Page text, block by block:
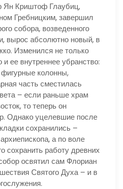
Ян Криштоф Глаубиц,
Гребницким, завершил
собора, возведенного
вырос абсолютно новый, в
Изменился не только
ее внутреннее убранство:
колонны,
часть сместилась
– если раньше храм
то теперь он
Однако уцелевшие после
сохранились –
а по воле
сохранить работу древних
освятил сам Флориан
Святого Духа – и в